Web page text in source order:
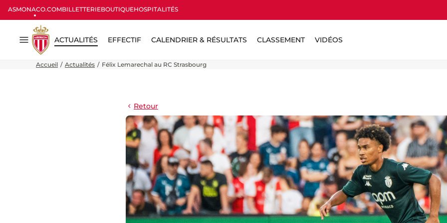
ASMONACO.COMBILLETTERIEBOUTIQUEHOSPITALITÉS
Menu
ACTUALITÉS EFFECTIF CALENDRIER & RÉSULTATS CLASSEMENT VIDÉOS
Accueil Actualités Félix Lemarechal au RC Strasbourg
Retour